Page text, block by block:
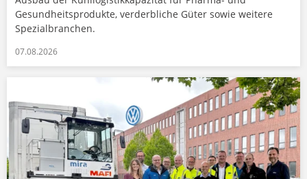
Gesundheitsprodukte, verderbliche Güter sowie weitere
Spezialbranchen.
07.08.2026